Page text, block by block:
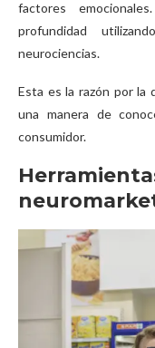
factores
profundidad
neurociencias.
Esta es la razón por la
una manera de
consumidor.